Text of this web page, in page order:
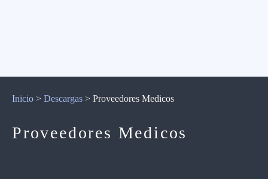
Inicio > Descargas > Proveedores Medicos
Proveedores Medicos